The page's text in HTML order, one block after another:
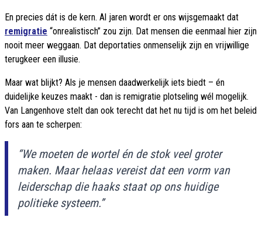
En precies dát is de kern. Al jaren wordt er ons wijsgemaakt dat
remigratie “onrealistisch” zou zijn. Dat mensen die eenmaal hier zijn
nooit meer weggaan. Dat deportaties onmenselijk zijn en vrijwillige
terugkeer een illusie.
Maar wat blijkt? Als je mensen daadwerkelijk iets biedt – én
duidelijke keuzes maakt - dan is remigratie plotseling wél mogelijk.
Van Langenhove stelt dan ook terecht dat het nu tijd is om het beleid
fors aan te scherpen:
“We moeten de wortel én de stok veel groter
maken. Maar helaas vereist dat een vorm van
leiderschap die haaks staat op ons huidige
politieke systeem.”